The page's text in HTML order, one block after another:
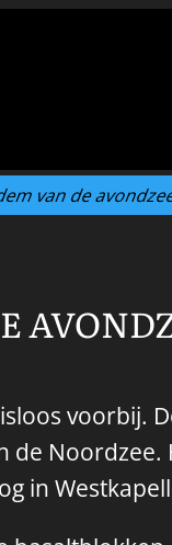
van de
voorbij.
de
in